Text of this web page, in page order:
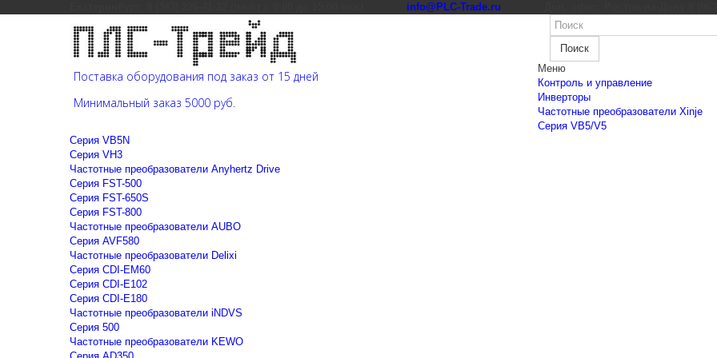
info@PLC-Trade.ru
Поставка оборудования под заказ от 15 дней
Минимальный заказ 5000 руб.
Поиск
Меню
Контроль и управление
Инверторы
Частотные преобразователи Xinje
Cерия VB5/V5
Cерия VB5N
Cерия VH3
Частотные преобразователи Anyhertz Drive
Серия FST-500
Серия FST-650S
Серия FST-800
Частотные преобразователи AUBO
Серия AVF580
Частотные преобразователи Delixi
Серия CDI-EM60
Серия CDI-E102
Серия CDI-E180
Частотные преобразователи iNDVS
Серия 500
Частотные преобразователи KEWO